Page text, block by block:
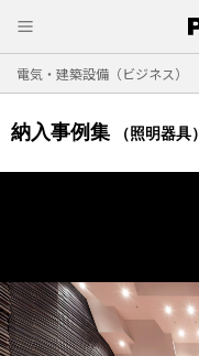
電気・建築設備（ビジネス）
納入事例集 （照明器具）